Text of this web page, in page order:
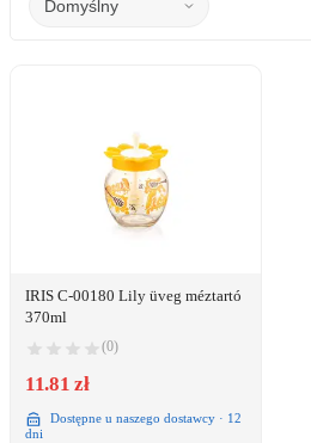
IRIS C-00180 Lily üveg méztartó
370ml
(0)
11.81 zł
Dostępne u naszego dostawcy · 12
dni